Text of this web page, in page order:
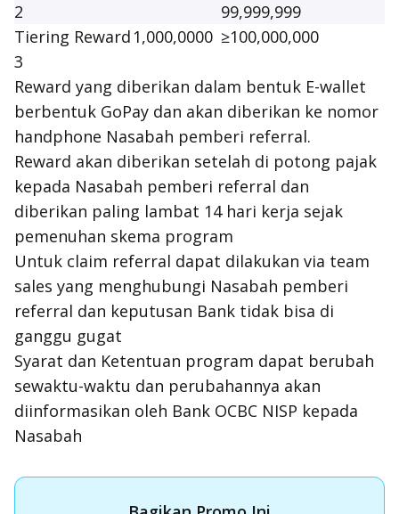
2
99,999,999
Tiering Reward
3
1,000,0000 ≥100,000,000
Reward yang diberikan dalam bentuk E-wallet
berbentuk GoPay dan akan diberikan ke nomor
handphone Nasabah pemberi referral.
Reward akan diberikan setelah di potong pajak
kepada Nasabah pemberi referral dan
diberikan paling lambat 14 hari kerja sejak
pemenuhan skema program
Untuk claim referral dapat dilakukan via team
sales yang menghubungi Nasabah pemberi
referral dan keputusan Bank tidak bisa di
ganggu gugat
Syarat dan Ketentuan program dapat berubah
sewaktu-waktu dan perubahannya akan
diinformasikan oleh Bank OCBC NISP kepada
Nasabah